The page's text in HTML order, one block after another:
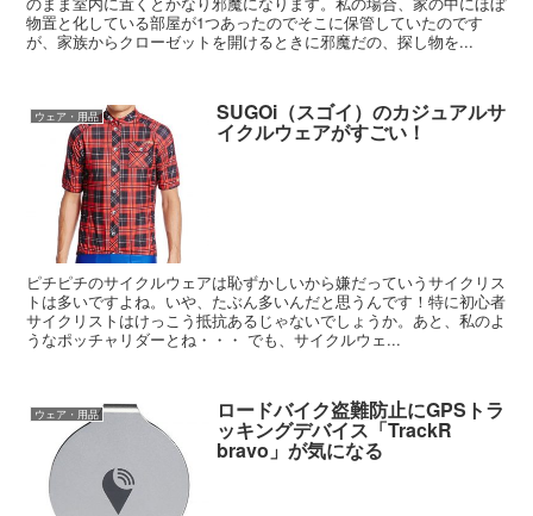
物置と化している部屋が1つあったのでそこに保管していたのです
が、家族からクローゼットを開けるときに邪魔だの、探し物を...
ウェア・用品 SUGOi（スゴイ）のカジュアルサ
イクルウェアがすごい！
ピチピチのサイクルウェアは恥ずかしいから嫌だっていうサイクリス
トは多いですよね。いや、たぶん多いんだと思うんです！特に初心者
サイクリストはけっこう抵抗あるじゃないでしょうか。あと、私のよ
うなポッチャリダーとね・・・ でも、サイクルウェ...
ウェア・用品 ロードバイク盗難防止にGPSトラ
ッキングデバイス「TrackR
bravo」が気になる